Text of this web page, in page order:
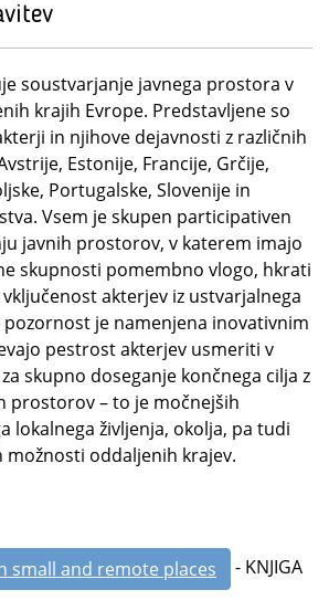
soustvarjanje javnega prostora v
krajih Evrope. Predstavljene so
in njihove dejavnosti z različnih
Estonije, Francije, Grčije,
Portugalske, Slovenije in
Vsem je skupen participativen
javnih prostorov, v katerem imajo
skupnosti pomembno vlogo, hkrati
akterjev iz ustvarjalnega
je namenjena inovativnim
pestrost akterjev usmeriti v
skupno doseganje končnega cilja z
prostorov – to je močnejših
lokalnega življenja, okolja, pa tudi
možnosti oddaljenih krajev.
small and remote places - KNJIGA